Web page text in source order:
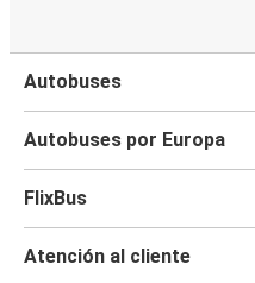
Autobuses
Autobuses por Europa
FlixBus
Atención al cliente